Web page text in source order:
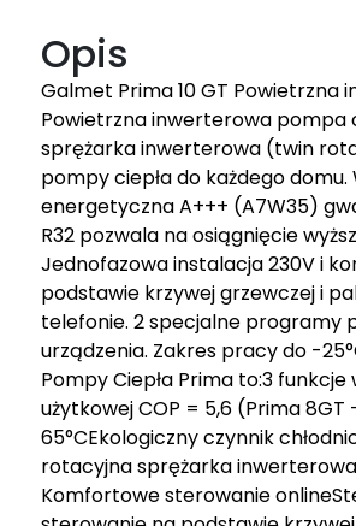
Opis
Galmet Prima 10 GT Powietrzna
Powietrzna inwerterowa pompa
sprężarka inwerterowa (twin
pompy ciepła do każdego
energetyczna A+++ (A7W35)
R32 pozwala na osiągnięcie
Jednofazowa instalacja 230V i
podstawie krzywej grzewczej i
telefonie. 2 specjalne programy
urządzenia. Zakres pracy do -
Pompy Ciepła Prima to:3
użytkowej COP = 5,6 (Prima
65°CEkologiczny czynnik
rotacyjna sprężarka
Komfortowe sterowanie